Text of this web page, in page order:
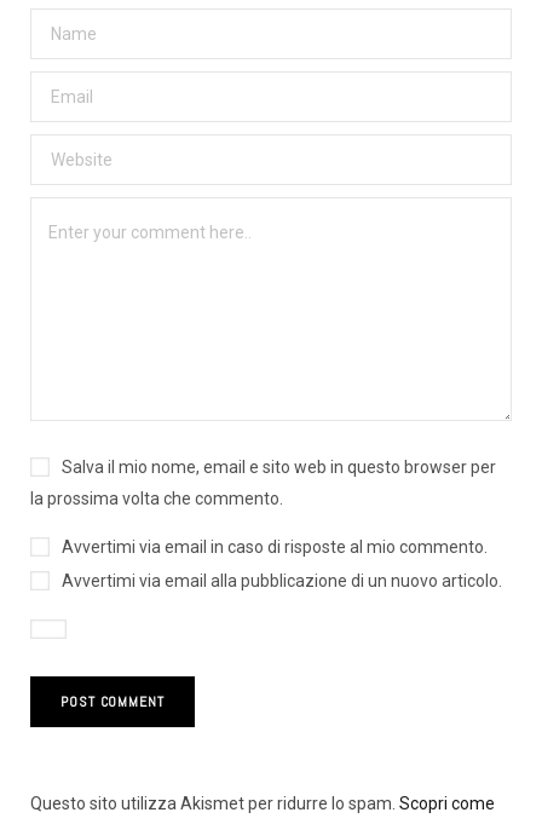
Salva il mio nome, email e sito web in questo browser per
la prossima volta che commento.
Avvertimi via email in caso di risposte al mio commento.
Avvertimi via email alla pubblicazione di un nuovo articolo.
Questo sito utilizza Akismet per ridurre lo spam. Scopri come